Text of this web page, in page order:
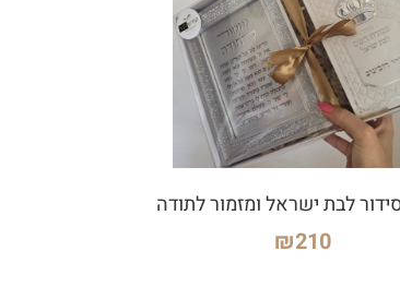
לבת ישראל ומזמור לתודה
₪210